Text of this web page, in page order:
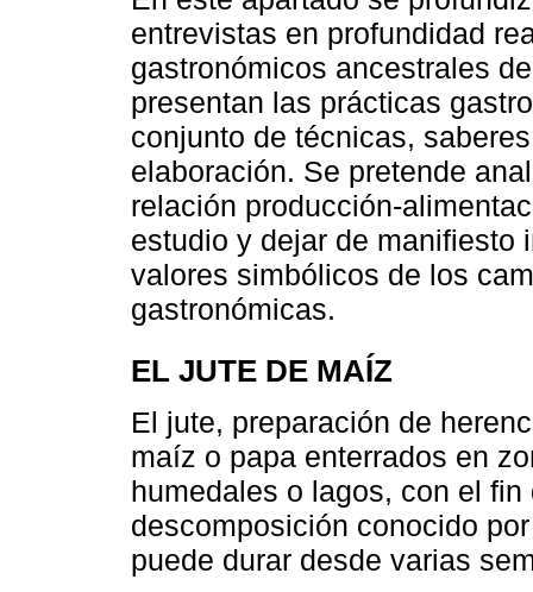
entrevistas en profundidad
gastronómicos ancestrales
presentan las prácticas
conjunto de técnicas,
elaboración. Se pretende
relación producción-
estudio y dejar de manifiesto
valores simbólicos de los
gastronómicas.
EL JUTE DE MAÍZ
El jute, preparación de
maíz o papa enterrados en
humedales o lagos, con el
descomposición conocido
puede durar desde varias